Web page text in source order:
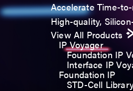
Accelerate Time-
High-quality,
View All Products
IP Voyager
Foundation IP
Interface IP
Foundation IP
STD-Cell